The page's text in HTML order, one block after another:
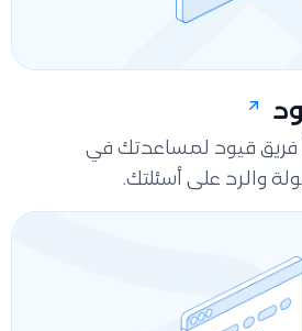
فريق قيود لمساعدتك في
والرد على أسئلتك.